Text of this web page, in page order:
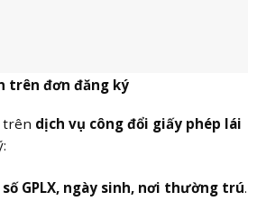
trên đơn đăng ký
trên dịch vụ công đổi giấy phép lái
số GPLX, ngày sinh, nơi thường trú.